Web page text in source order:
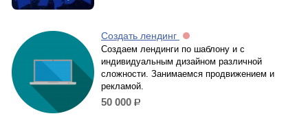
Создать лендинг
Создаем лендинги по шаблону и с
индивидуальным дизайном различной
сложности. Занимаемся продвижением и
рекламой.
50 000 р.